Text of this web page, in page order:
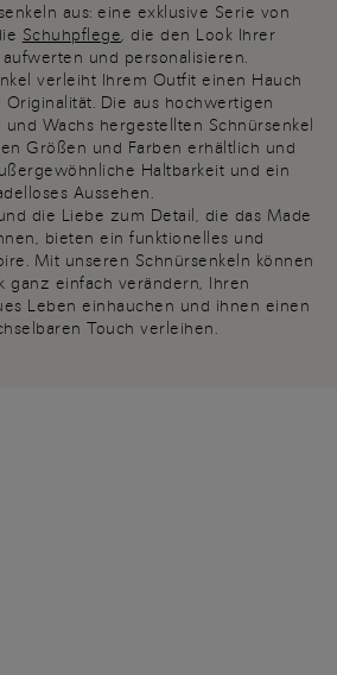
aus: eine exklusive Serie von
Schuhpflege , die den Look Ihrer
und personalisieren.
verleiht Ihrem Outfit einen Hauch
Originalität. Die aus hochwertigen
Wachs hergestellten Schnürsenkel
Größen und Farben erhältlich und
Haltbarkeit und ein
Aussehen.
die Liebe zum Detail, die das Made
bieten ein funktionelles und
Mit unseren Schnürsenkeln können
ganz einfach verändern, Ihren
Leben einhauchen und ihnen einen
Touch verleihen.